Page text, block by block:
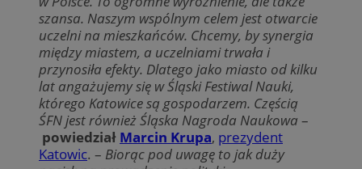
szansa. Naszym wspólnym celem jest otwarcie
uczelni na mieszkańców. Chcemy, by synergia
między miastem, a uczelniami trwała i
przynosiła efekty. Dlatego jako miasto od kilku
lat angażujemy się w Śląski Festiwal Nauki,
którego Katowice są gospodarzem. Częścią
ŚFN jest również Śląska Nagroda Naukowa –
powiedział Marcin Krupa, prezydent
Katowic. – Biorąc pod uwagę to jak duży